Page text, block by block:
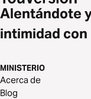
Alentándote
intimidad con
MINISTERIO
Acerca de
Blog